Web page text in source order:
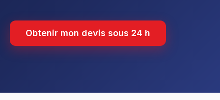
Obtenir mon devis sous 24 h